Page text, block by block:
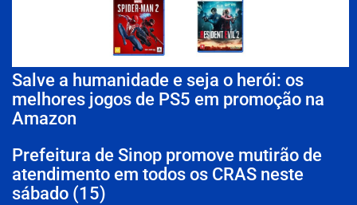
Salve a humanidade e seja o herói: os
melhores jogos de PS5 em promoção na
Amazon
Prefeitura de Sinop promove mutirão de
atendimento em todos os CRAS neste
sábado (15)